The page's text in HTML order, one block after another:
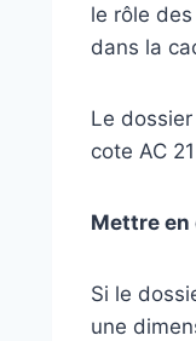
le rôle
dans la
Le
cote AC
Mettre
Si le
une